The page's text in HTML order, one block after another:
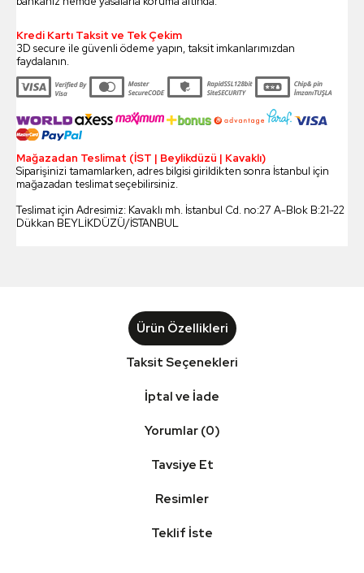
Kredi Kartı Taksit ve Tek Çekim
3D secure ile güvenli ödeme yapın, taksit imkanlarımızdan
faydalanın.
Mağazadan Teslimat (İST | Beylikdüzü | Kavaklı)
Siparişinizi tamamlarken, adres bilgisi girildikten sonra İstanbul için
mağazadan teslimat seçebilirsiniz.
Teslimat için Adresimiz: Kavaklı mh. İstanbul Cd. no:27 A-Blok B:21-22
Dükkan BEYLİKDÜZÜ/İSTANBUL
Ürün Özellikleri
Taksit Seçenekleri
İptal ve İade
Yorumlar (0)
Tavsiye Et
Resimler
Teklif İste